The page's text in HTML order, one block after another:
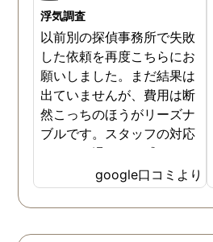
浮気調査
以前別の探偵事務所で失敗
した依頼を再度こちらにお
願いしました。まだ結果は
出ていませんが、費用は断
然こっちのほうがリーズナ
ブルです。スタッフの対応
なんかも温かみを感じま
す。はじめからこちらにす
ればよかったです😢 …
google口コミより